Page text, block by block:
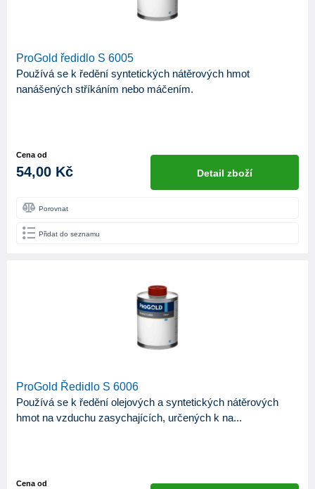
ProGold ředidlo S 6005
Používá se k ředění syntetických nátěrových hmot
nanášených stříkáním nebo máčením.
Cena od
54,00 Kč Detail zboží
Porovnat
Přidat do seznamu
ProGold Ředidlo S 6006
Používá se k ředění olejových a syntetických nátěrových
hmot na vzduchu zasychajících, určených k na...
Cena od